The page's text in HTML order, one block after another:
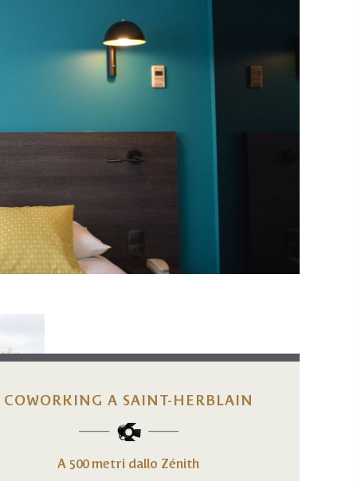
COWORKING A SAINT-HERBLAIN
A 500 metri dallo Zénith